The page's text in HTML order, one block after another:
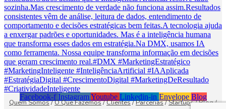
Facebook-f Instagram Youtube Linkedin-in Envelope Blog
Quem Somos/O Que Fazemos/Clientes/Parcerias/Startups/Blog/